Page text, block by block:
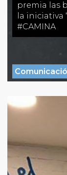
premia las
la iniciativa
#CAMINA